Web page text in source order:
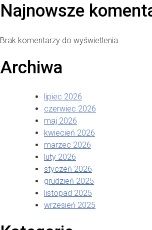
Najnowsze
Brak komentarzy do wyświetlenia.
Archiwa
lipiec 2026
czerwiec 2026
maj 2026
kwiecień 2026
marzec 2026
luty 2026
styczeń 2026
grudzień 2025
listopad 2025
wrzesień 2025